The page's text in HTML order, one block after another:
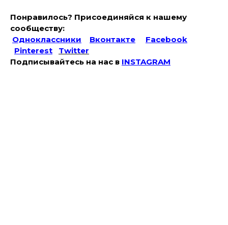
Понравилось? Присоединяйся к нашему
сообществу:
Одноклассники
Вконтакте
Facebook
Pinterest
Twitter
Подписывайтесь на наc в INSTAGRAM